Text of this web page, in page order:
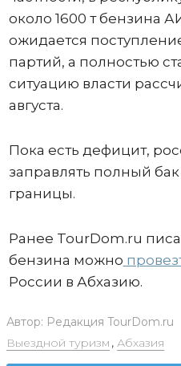
около 1600 т бензина
ожидается
партий, а полностью
ситуацию власти
августа.
Пока есть дефицит,
заправлять полный
границы.
Ранее TourDom.ru
бензина можно
России в Абхазию.
Автор: Редакция TourDom.ru
Выездной туризм , Абхазия